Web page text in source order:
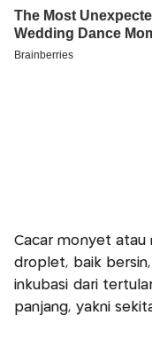
Cacar monyet atau
droplet, baik bersin,
inkubasi dari
panjang, yakni